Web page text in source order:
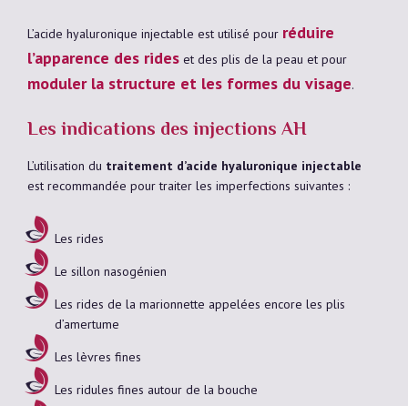
L’acide hyaluronique injectable est utilisé pour réduire
l’apparence des rides et des plis de la peau et pour
moduler la structure et les formes du visage.
Les indications des injections AH
L’utilisation du traitement d’acide hyaluronique injectable
est recommandée pour traiter les imperfections suivantes :
Les rides
Le sillon nasogénien
Les rides de la marionnette appelées encore les plis
d’amertume
Les lèvres fines
Les ridules fines autour de la bouche